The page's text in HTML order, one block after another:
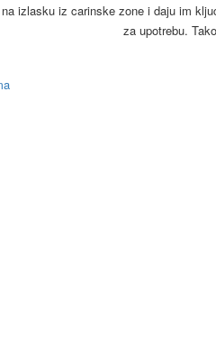
izlasku iz carinske zone i daju im
za upotrebu.